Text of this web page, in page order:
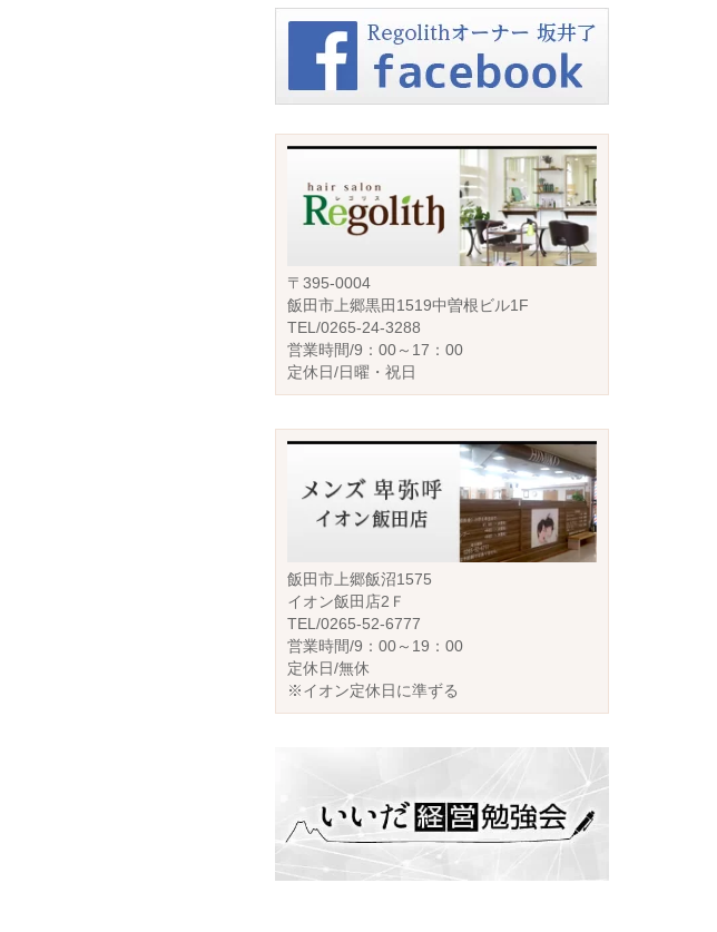
〒395-0004
飯田市上郷黒田1519中曽根ビル1F
TEL/0265-24-3288
営業時間/9：00～17：00
定休日/日曜・祝日
飯田市上郷飯沼1575
イオン飯田店2Ｆ
TEL/0265-52-6777
営業時間/9：00～19：00
定休日/無休
※イオン定休日に準ずる